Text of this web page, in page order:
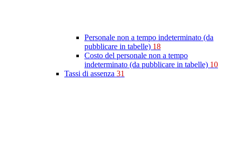
Personale non a tempo indeterminato (da
pubblicare in tabelle) 18
Costo del personale non a tempo
indeterminato (da pubblicare in tabelle) 10
Tassi di assenza 31